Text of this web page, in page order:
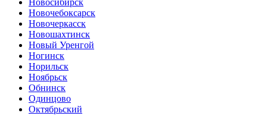
Новосибирск
Новочебоксарск
Новочеркасск
Новошахтинск
Новый Уренгой
Ногинск
Норильск
Ноябрьск
Обнинск
Одинцово
Октябрьский